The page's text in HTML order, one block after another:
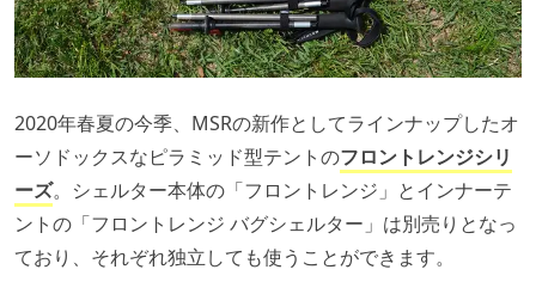
2020年春夏の今季、MSRの新作としてラインナップしたオ
ーソドックスなピラミッド型テントのフロントレンジシリ
ーズ。シェルター本体の「フロントレンジ」とインナーテ
ントの「フロントレンジ バグシェルター」は別売りとなっ
ており、それぞれ独立しても使うことができます。